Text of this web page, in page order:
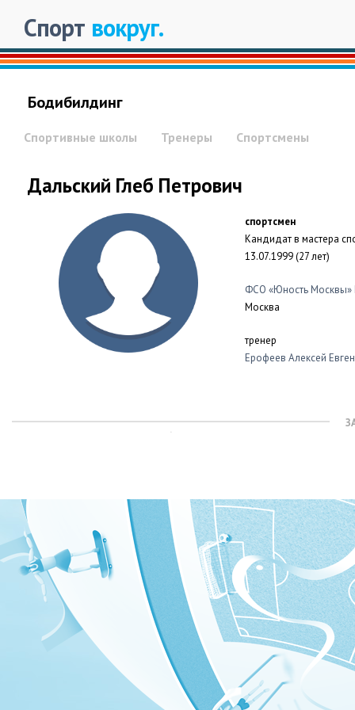
Спорт вокруг.
Бодибилдинг
Спортивные школы Тренеры Спортсмены
Дальский Глеб Петрович
спортсмен
Кандидат в мастера
13.07.1999 (27 лет)
ФСО «Юность Москвы»
Москва
тренер
Ерофеев Алексей